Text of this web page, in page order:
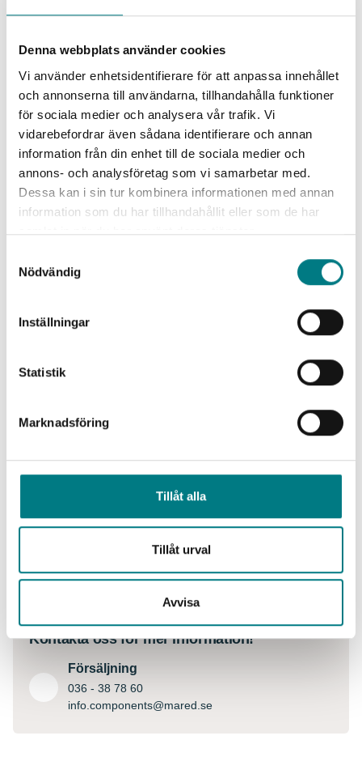
Denna webbplats använder cookies
Vi använder enhetsidentifierare för att anpassa innehållet
och annonserna till användarna, tillhandahålla funktioner
för sociala medier och analysera vår trafik. Vi
vidarebefordrar även sådana identifierare och annan
information från din enhet till de sociala medier och
annons- och analysföretag som vi samarbetar med.
Dessa kan i sin tur kombinera informationen med annan
information som du har tillhandahållit eller som de har
samlat in när du har använt deras tjänster.
Nödvändig
Inställningar
Statistik
Marknadsföring
Tillåt alla
Tillåt urval
Avvisa
i
591-155-025 i Logga in
591-156-009 i Logga in
591-156-032 i Logga in
591-159-002
591-156-034
591-156-035 i
Dokument
Roled-Maskinbelysning
pdf | 0.7482 MB
Kontakta oss för mer information!
Försäljning
036 - 38 78 60
info.components@mared.se